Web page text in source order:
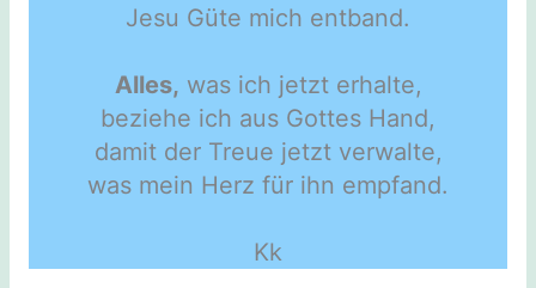
Jesu Güte mich entband.
Alles, was ich jetzt erhalte,
beziehe ich aus Gottes Hand,
damit der Treue jetzt verwalte,
was mein Herz für ihn empfand.
Kk